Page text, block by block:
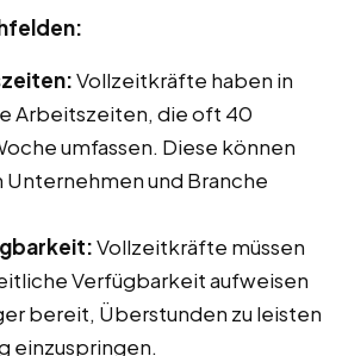
Vollzeitkräfte haben in
Arbeitszeiten, die oft 40
umfassen. Diese können
Unternehmen und Branche
Vollzeitkräfte müssen
Verfügbarkeit aufweisen
bereit, Überstunden zu leisten
einzuspringen.